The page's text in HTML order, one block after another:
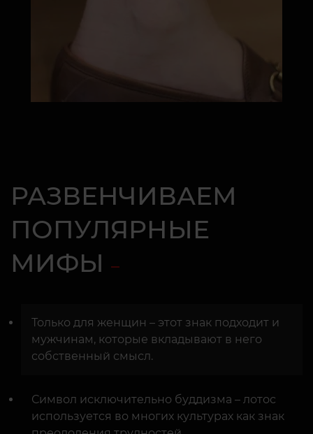
РАЗВЕНЧИВАЕМ
ПОПУЛЯРНЫЕ
МИФЫ
Только для женщин – этот знак подходит и
мужчинам, которые вкладывают в него
собственный смысл.
Символ исключительно буддизма – лотос
используется во многих культурах как знак